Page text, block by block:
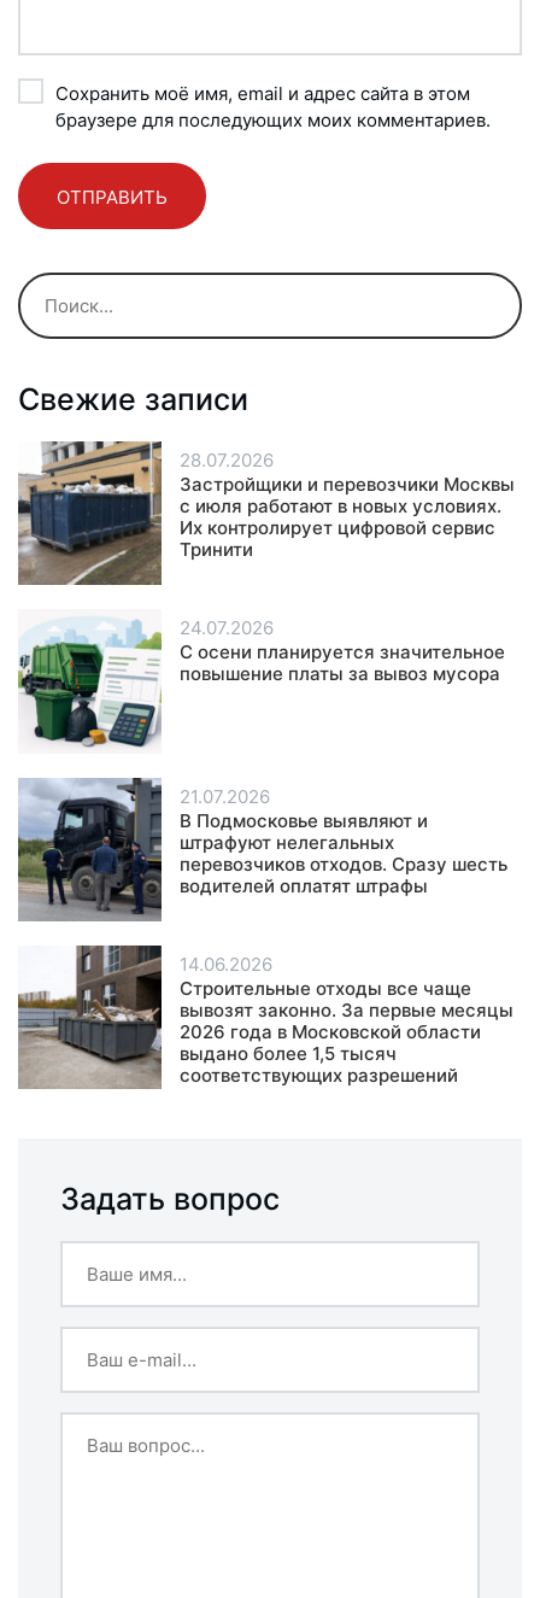
Сохранить моё имя, email и адрес сайта в этом
браузере для последующих моих комментариев.
Свежие записи
28.07.2026
Застройщики и перевозчики Москвы
с июля работают в новых условиях.
Их контролирует цифровой сервис
Тринити
24.07.2026
С осени планируется значительное
повышение платы за вывоз мусора
21.07.2026
В Подмосковье выявляют и
штрафуют нелегальных
перевозчиков отходов. Сразу шесть
водителей оплатят штрафы
14.06.2026
Строительные отходы все чаще
вывозят законно. За первые месяцы
2026 года в Московской области
выдано более 1,5 тысяч
соответствующих разрешений
Задать вопрос